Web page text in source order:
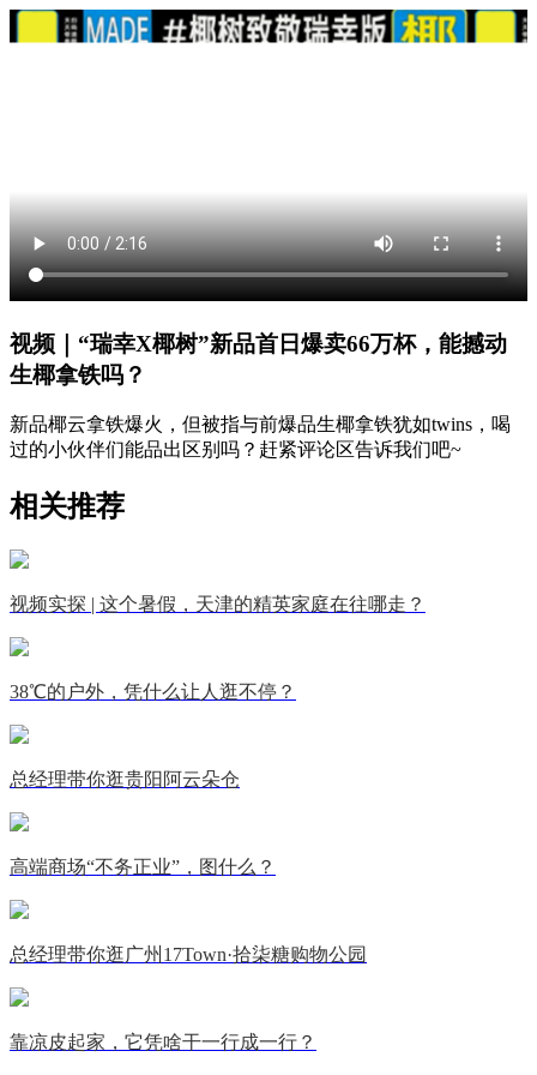
视频｜“瑞幸X椰树”新品首日爆卖66万杯，能撼动
生椰拿铁吗？
新品椰云拿铁爆火，但被指与前爆品生椰拿铁犹如twins，喝
过的小伙伴们能品出区别吗？赶紧评论区告诉我们吧~
相关推荐
视频实探 | 这个暑假，天津的精英家庭在往哪走？
38℃的户外，凭什么让人逛不停？
总经理带你逛贵阳阿云朵仓
高端商场“不务正业”，图什么？
总经理带你逛广州17Town·拾柒糖购物公园
靠凉皮起家，它凭啥干一行成一行？